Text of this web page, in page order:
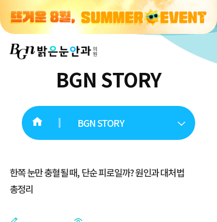
BGN STORY
BGN STORY
한쪽 눈만 충혈될 때, 단순 피로일까? 원인과 대처법
총정리